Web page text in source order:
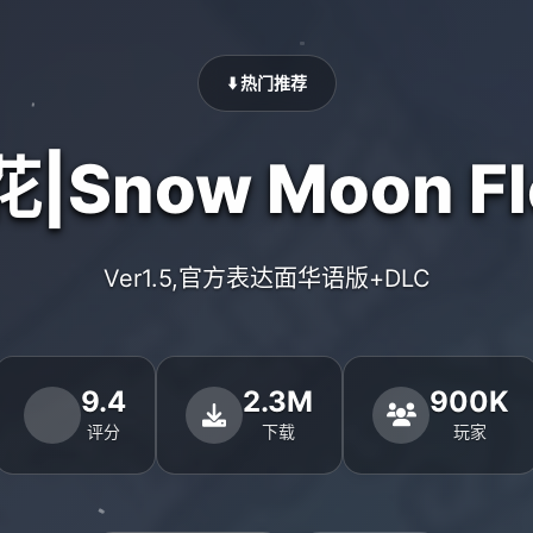
⬇️ 热门推荐
|Snow Moon
Ver1.5,官方表达面华语版+DLC
9.4
评分
2.3M
下载
900K
玩家